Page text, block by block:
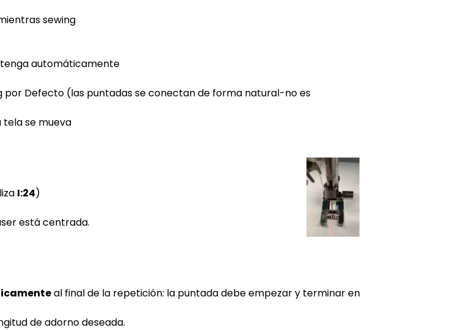
sewing
automáticamente
por Defecto (las puntadas se conectan de forma natural-no es
se mueva
I:24)
está centrada.
al final de la repetición: la puntada debe empezar y terminar en
de adorno deseada.